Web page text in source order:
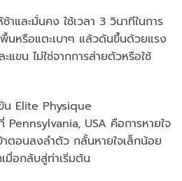
และมั่นคง ใช้เวลา 3 วินาทีในการ
นหรือแตะเบาๆ แล้วดันขึ้นด้วยแรง
แขน ไม่ใช่จากการส่ายตัวหรือใช้
น Elite Physique
USA คือการหายใจ
ตอนลงลำตัว กลั้นหายใจเล็กน้อย
มื่อกลับสู่ท่าเริ่มต้น